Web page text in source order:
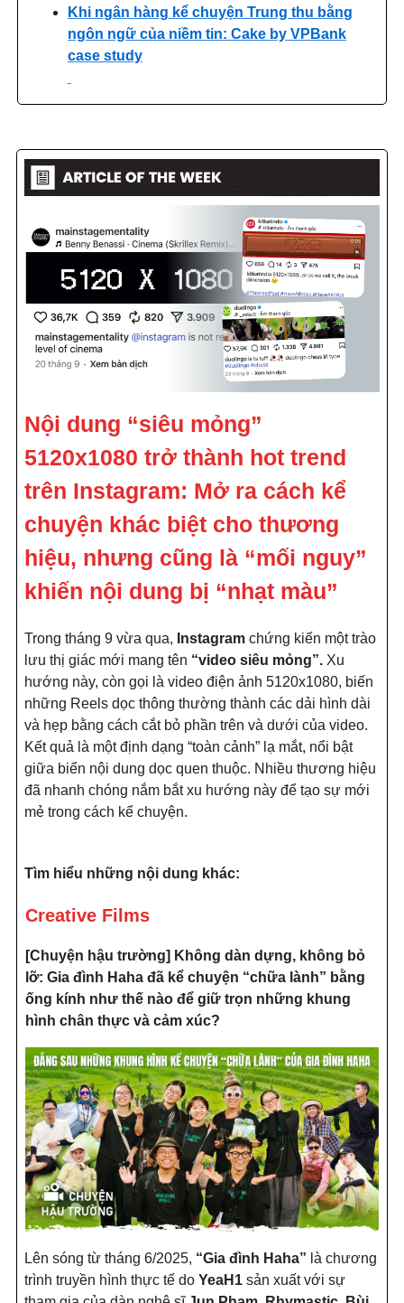
Khi ngân hàng kể chuyện Trung thu bằng
ngôn ngữ của niềm tin: Cake by VPBank
case study
Nội dung “siêu mỏng”
5120x1080 trở thành hot trend
trên Instagram: Mở ra cách kể
chuyện khác biệt cho thương
hiệu, nhưng cũng là “mối nguy”
khiến nội dung bị “nhạt màu”
Trong tháng 9 vừa qua, Instagram chứng kiến một trào
lưu thị giác mới mang tên “video siêu mỏng”. Xu
hướng này, còn gọi là video điện ảnh 5120x1080, biến
những Reels dọc thông thường thành các dải hình dài
và hẹp bằng cách cắt bỏ phần trên và dưới của video.
Kết quả là một định dạng “toàn cảnh” lạ mắt, nổi bật
giữa biển nội dung dọc quen thuộc. Nhiều thương hiệu
đã nhanh chóng nắm bắt xu hướng này để tạo sự mới
mẻ trong cách kể chuyện.
Tìm hiểu những nội dung khác:
Creative Films
[Chuyện hậu trường] Không dàn dựng, không bỏ
lỡ: Gia đình Haha đã kể chuyện “chữa lành” bằng
ống kính như thế nào để giữ trọn những khung
hình chân thực và cảm xúc?
Lên sóng từ tháng 6/2025, “Gia đình Haha” là chương
trình truyền hình thực tế do YeaH1 sản xuất với sự